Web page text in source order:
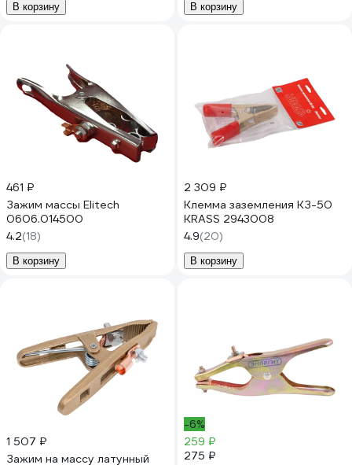
В корзину В корзину
461 ₽
Зажим массы Elitech
0606.014500
4.2(18)
В корзину
2 309 ₽
Клемма заземления КЗ-50
KRASS 2943008
4.9(20)
В корзину
1 507 ₽
Зажим на массу латунный
-6%
259 ₽
275 ₽